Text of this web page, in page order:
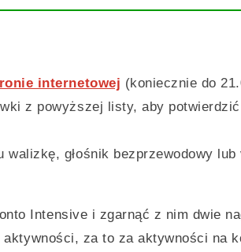
internetowej (koniecznie do
z powyższej listy, aby
głośnik bezprzewodowy lub
Intensive i zgarnąć z nim dwie
za to za aktywności na